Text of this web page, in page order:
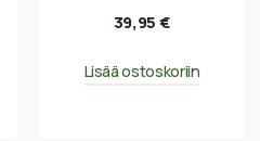
39,95 €
Lisää ostoskoriin